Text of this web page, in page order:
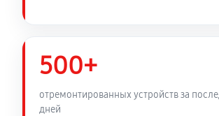
500+
отремонтированных устройств за
дней